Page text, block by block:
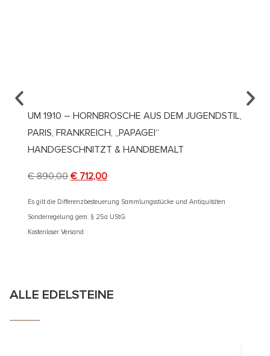
UM 1910 – HORNBROSCHE AUS DEM JUGENDSTIL,
PARIS, FRANKREICH, „PAPAGEI“
HANDGESCHNITZT & HANDBEMALT
€890,00 € 712,00
Es gilt die Differenzbesteuerung Sammlungsstücke und Antiquitäten
Sonderregelung gem. § 25a UStG
Kostenloser Versand
ALLE EDELSTEINE